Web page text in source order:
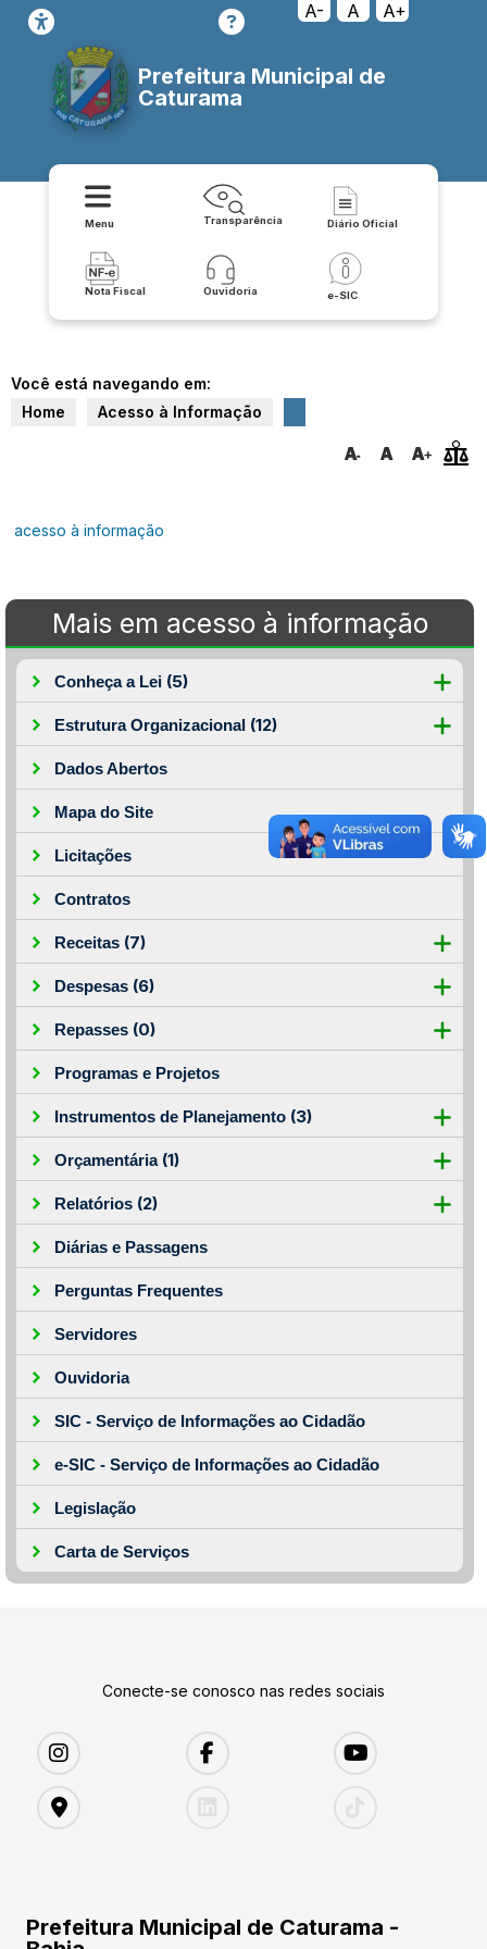
A- A A+
Prefeitura Municipal de
Caturama
Menu Transparência Diário Oficial
Nota Fiscal Ouvidoria e-SIC
Você está navegando em:
Home
Acesso à Informação
acesso à informação
Mais em acesso à informação
Conheça a Lei (5)
Estrutura Organizacional (12)
Dados Abertos
Mapa do Site
Licitações
Contratos
Receitas (7)
Despesas (6)
Repasses (0)
Programas e Projetos
Instrumentos de Planejamento (3)
Orçamentária (1)
Relatórios (2)
Diárias e Passagens
Perguntas Frequentes
Servidores
Ouvidoria
SIC - Serviço de Informações ao Cidadão
e-SIC - Serviço de Informações ao Cidadão
Legislação
Carta de Serviços
Conecte-se conosco nas redes sociais
Prefeitura Municipal de Caturama -